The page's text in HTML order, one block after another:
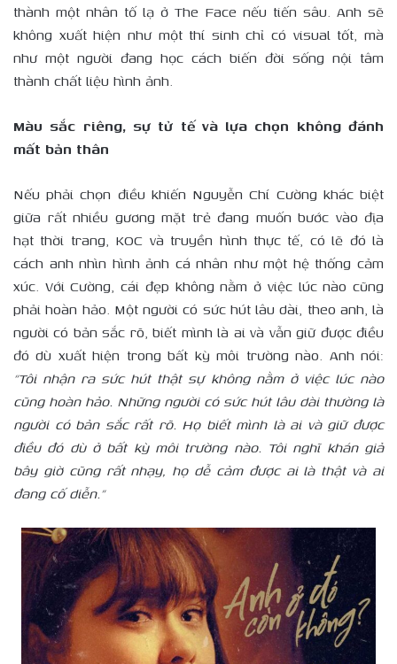
thành một nhân tố lạ ở The Face nếu tiến sâu. Anh sẽ
không xuất hiện như một thí sinh chỉ có visual tốt, mà
như một người đang học cách biến đời sống nội tâm
thành chất liệu hình ảnh.
Màu sắc riêng, sự tử tế và lựa chọn không đánh
mất bản thân
Nếu phải chọn điều khiến Nguyễn Chí Cường khác biệt
giữa rất nhiều gương mặt trẻ đang muốn bước vào địa
hạt thời trang, KOC và truyền hình thực tế, có lẽ đó là
cách anh nhìn hình ảnh cá nhân như một hệ thống cảm
xúc. Với Cường, cái đẹp không nằm ở việc lúc nào cũng
phải hoàn hảo. Một người có sức hút lâu dài, theo anh, là
người có bản sắc rõ, biết mình là ai và vẫn giữ được điều
đó dù xuất hiện trong bất kỳ môi trường nào. Anh nói:
“Tôi nhận ra sức hút thật sự không nằm ở việc lúc nào
cũng hoàn hảo. Những người có sức hút lâu dài thường là
người có bản sắc rất rõ. Họ biết mình là ai và giữ được
điều đó dù ở bất kỳ môi trường nào. Tôi nghĩ khán giả
bây giờ cũng rất nhạy, họ dễ cảm được ai là thật và ai
đang cố diễn.”